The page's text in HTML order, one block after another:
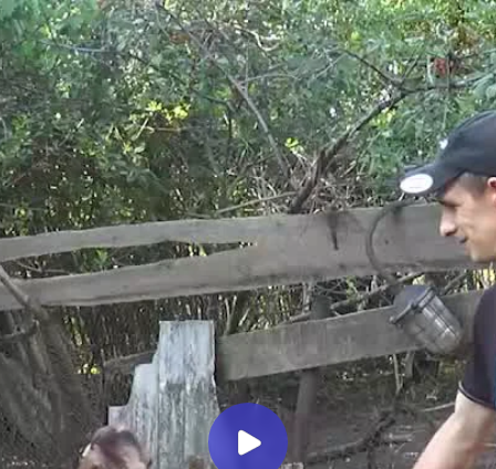
Миллеровское ТЕЛЕВИДЕНИЕ
Социальный контракт на
создание личного подсобного
хозяйства заключила
многодетная семья из
Мальчевской
Миллеровское ТВ 1 год назад